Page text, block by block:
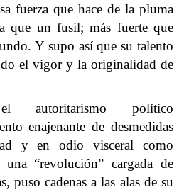
fuerza que hace de la pluma
que un fusil; más fuerte que
Y supo así que su talento
el vigor y la originalidad de
el autoritarismo político
enajenante de desmedidas
y en odio visceral como
“revolución” cargada de
puso cadenas a las alas de su